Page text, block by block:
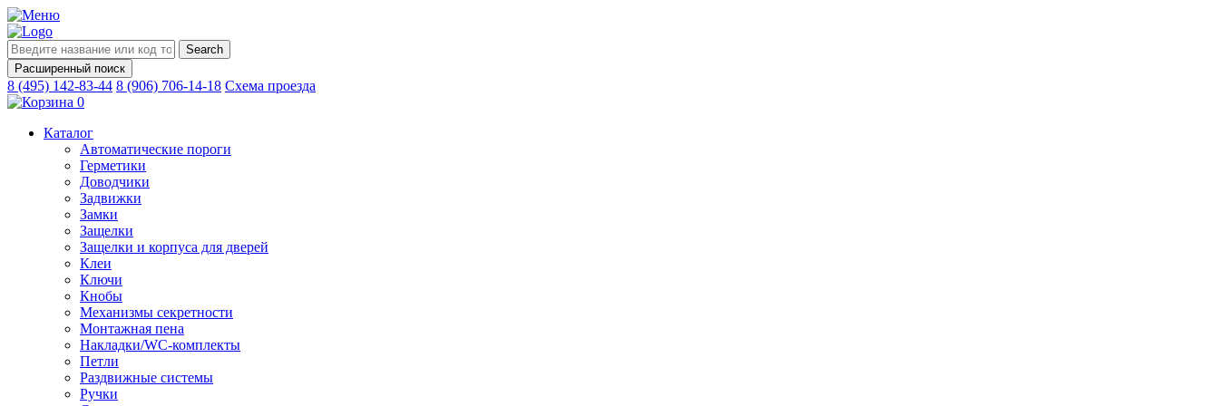
Search
for:Расширенный поиск
8 (495) 142-83-44 8 (906) 706-14-18 Схема проезда
0
Каталог
Автоматические пороги
Герметики
Доводчики
Задвижки
Замки
Защелки
Защелки и корпуса для дверей
Клеи
Ключи
Кнобы
Механизмы секретности
Монтажная пена
Накладки/WC-комплекты
Петли
Раздвижные системы
Ручки